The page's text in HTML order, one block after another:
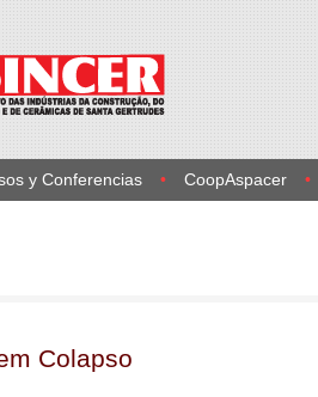
y Conferencias CoopAspacer
Colapso